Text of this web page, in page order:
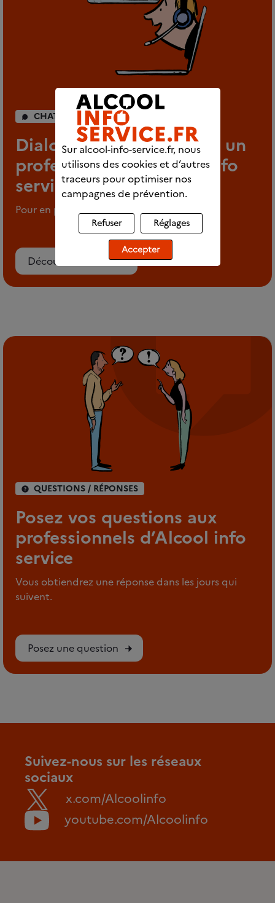
CHAT INDIVIDUEL
Dialoguez en direct avec un
professionnel d’Alcool info
service
Pour en parler en tout anonymat
Découvrez le chat
QUESTIONS / RÉPONSES
Posez vos questions aux
professionnels d’Alcool info
service
Vous obtiendrez une réponse dans les jours qui
suivent.
Posez une question
Suivez-nous sur les réseaux
sociaux
x.com/Alcoolinfo
youtube.com/Alcoolinfo
Sur alcool-info-service.fr, nous
utilisons des cookies et d’autres
traceurs pour optimiser nos
campagnes de prévention.
Refuser Réglages
Accepter